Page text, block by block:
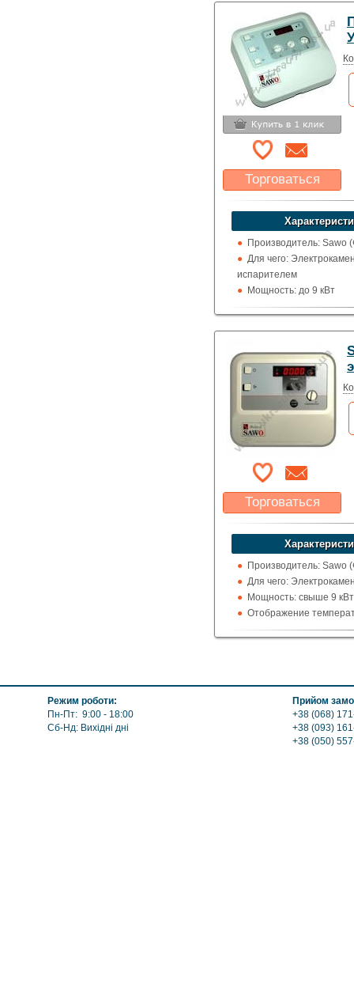
Торговаться
Какая цена Вас
устроит?
Указать цену
Производитель: Sawo
Для чего:
испарителем
Мощность: до 9 кВт
Отображение
Торговаться
Какая цена Вас
устроит?
Указать цену
Производитель: Sawo
Для чего:
Мощность: свыше 9 кВт
Отображение
цельсия
Режим роботи:
Пн-Пт: 9:00 - 18:00
Сб-Нд: Вихідні дні
Прийом
+38 (068)
+38 (093)
+38 (050)